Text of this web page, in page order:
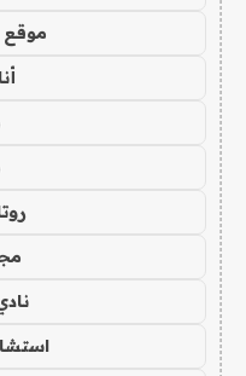
موقع